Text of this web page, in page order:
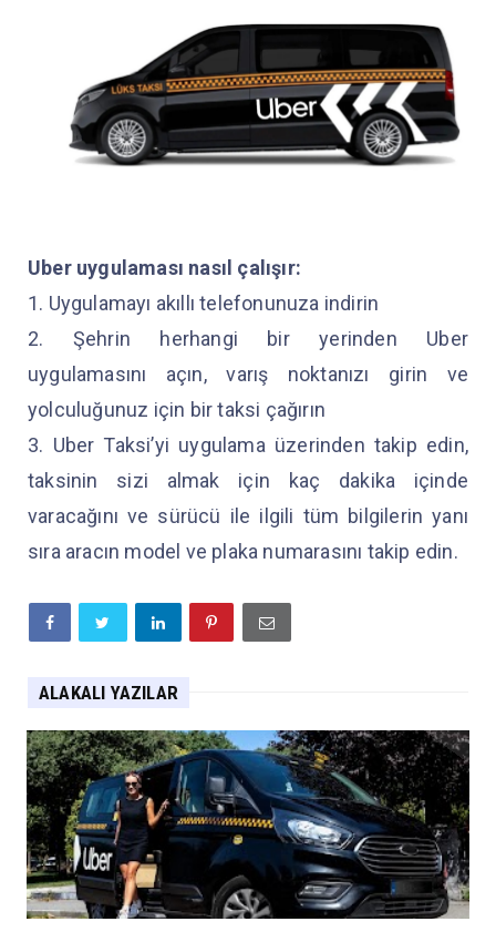
Uber uygulaması nasıl çalışır:
1. Uygulamayı akıllı telefonunuza indirin
2. Şehrin herhangi bir yerinden Uber
uygulamasını açın, varış noktanızı girin ve
yolculuğunuz için bir taksi çağırın
3. Uber Taksi’yi uygulama üzerinden takip edin,
taksinin sizi almak için kaç dakika içinde
varacağını ve sürücü ile ilgili tüm bilgilerin yanı
sıra aracın model ve plaka numarasını takip edin.
ALAKALI YAZILAR